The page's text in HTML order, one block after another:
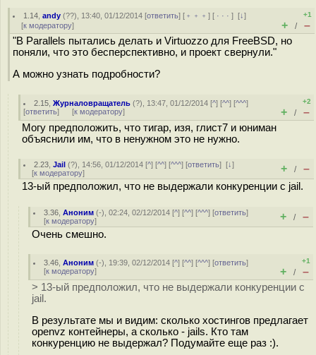
1.14 ,andy (??), 13:40, 01/12/2014 [ответить] [ ﹢﹢﹢] [ · · ·][↓]
[к модератору]
+1
+ / –
"В Parallels пытались делать и Virtuozzo для FreeBSD, но
поняли, что это бесперcпективно, и проект свернули."
А можно узнать подробности?
2.15 ,Журналовращатель (?), 13:47, 01/12/2014 [^] [^^] [^^^]
[ответить] [к модератору]
+2
+ / –
Могу предположить, что тигар, изя, глист7 и юниман
объяснили им, что в ненужном это не нужно.
2.23 ,Jail (?), 14:56, 01/12/2014 [^] [^^] [^^^] [ответить][↓]
[к модератору] + / –
13-ый предположил, что не выдержали конкуренции с jail.
3.36 ,Аноним (-), 02:24, 02/12/2014 [^] [^^] [^^^] [ответить]
[к модератору] + / –
Очень смешно.
3.46 ,Аноним (-), 19:39, 02/12/2014 [^] [^^] [^^^] [ответить]
[к модератору]
+1
+ / –
> 13-ый предположил, что не выдержали конкуренции с
jail.
В результате мы и видим: сколько хостингов предлагает
openvz контейнеры, а сколько - jails. Кто там
конкуренцию не выдержал? Подумайте еще раз :).